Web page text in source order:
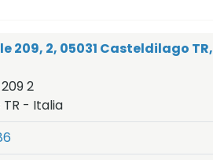
209, 2, 05031 Casteldilago TR,
2
TR - Italia